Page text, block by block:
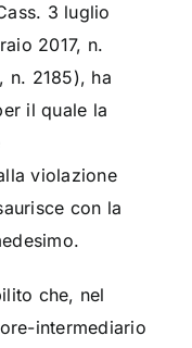
3 luglio
2017, n.
n. 2185), ha
il quale la
violazione
con la
che, nel
intermediario